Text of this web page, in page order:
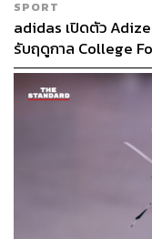
SPORT
adidas เปิดตัว
รับฤดูกาล College